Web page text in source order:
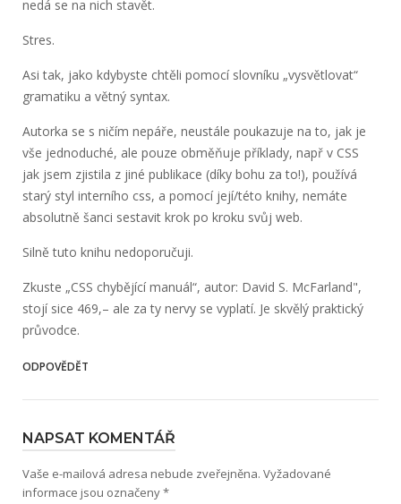
nedá se na nich stavět.
Stres.
Asi tak, jako kdybyste chtěli pomocí slovníku „vysvětlovat“
gramatiku a větný syntax.
Autorka se s ničím nepáře, neustále poukazuje na to, jak je
vše jednoduché, ale pouze obměňuje příklady, např v CSS
jak jsem zjistila z jiné publikace (díky bohu za to!), používá
starý styl interního css, a pomocí její/této knihy, nemáte
absolutně šanci sestavit krok po kroku svůj web.
Silně tuto knihu nedoporučuji.
Zkuste „CSS chybějící manuál“, autor: David S. McFarland",
stojí sice 469,– ale za ty nervy se vyplatí. Je skvělý praktický
průvodce.
ODPOVĚDĚT
NAPSAT KOMENTÁŘ
Vaše e-mailová adresa nebude zveřejněna. Vyžadované
informace jsou označeny*